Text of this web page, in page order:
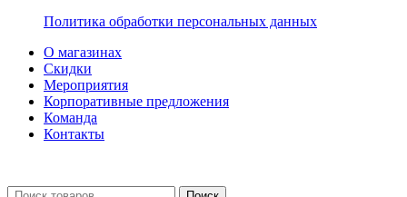
Политика обработки персональных данных
О магазинах
Скидки
Мероприятия
Корпоративные предложения
Команда
Контакты